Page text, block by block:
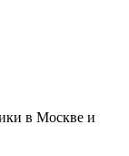
в Москве и